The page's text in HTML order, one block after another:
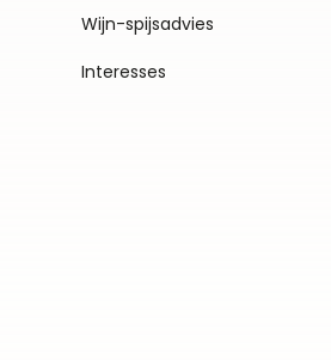
Wijn-spijsadvies
Interesses